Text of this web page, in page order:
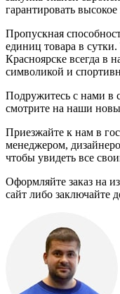
гарантировать
Пропускная
единиц товара в
Красноярске всегда в
символикой и
Подружитесь с нами в
смотрите на наши
Приезжайте к нам в
менеджером,
чтобы увидеть все
Оформляйте заказ на
сайт либо заключайте